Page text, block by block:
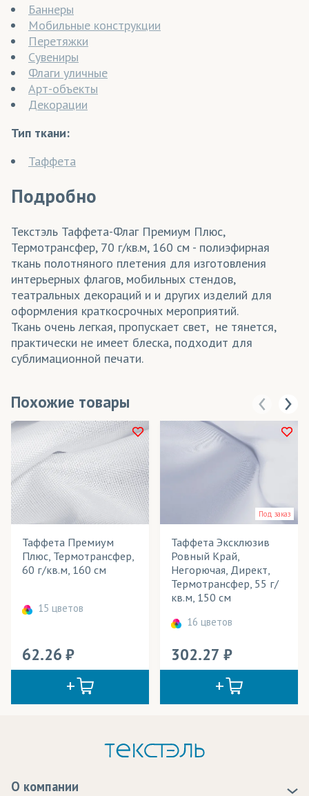
Баннеры
Мобильные конструкции
Перетяжки
Сувениры
Флаги уличные
Арт-объекты
Декорации
Тип ткани:
Таффета
Подробно
Текстэль Таффета-Флаг Премиум Плюс,
Термотрансфер, 70 г/кв.м, 160 см - полиэфирная
ткань полотняного плетения для изготовления
интерьерных флагов, мобильных стендов,
театральных декораций и и других изделий для
оформления краткосрочных мероприятий.
Ткань очень легкая, пропускает свет, не тянется,
практически не имеет блеска, подходит для
сублимационной печати.
Похожие товары
Таффета Премиум
Плюс, Термотрансфер,
60 г/кв.м, 160 см
15 цветов
62.26
Под заказ
Таффета Эксклюзив
Ровный Край,
Негорючая, Директ,
Термотрансфер, 55 г/
кв.м, 150 см
16 цветов
302.27
О компании